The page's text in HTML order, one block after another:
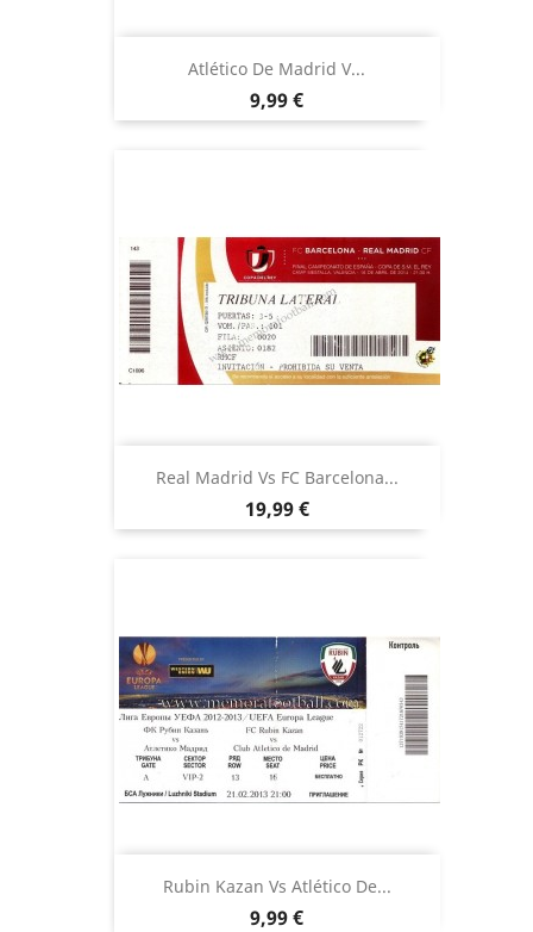
Atlético De Madrid V...
Precio
9,99 €
Real Madrid Vs FC Barcelona...
Precio
19,99 €
Rubin Kazan Vs Atlético De...
Precio
9,99 €